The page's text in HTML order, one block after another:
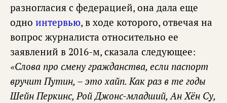
разногласия с федерацией, она дала еще
одно интервью, в ходе которого, отвечая на
вопрос журналиста относительно ее
заявлений в 2016-м, сказала следующее:
«Слова про смену гражданства, если паспорт
вручит Путин, – это хайп. Как раз в те годы
Шейн Перкинс, Рой Джонс-младший, Ан Хён Су,